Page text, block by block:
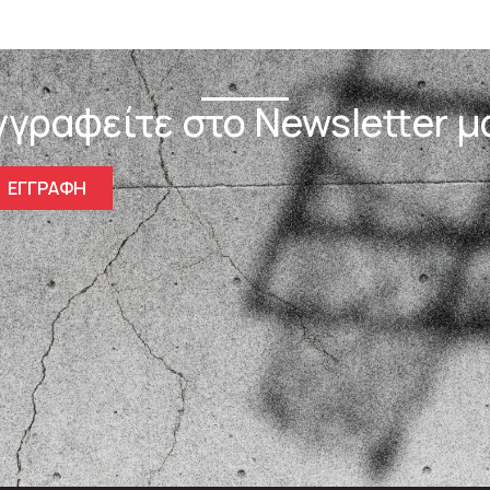
στο Newsletter
ΕΓΓΡΑΦΗ